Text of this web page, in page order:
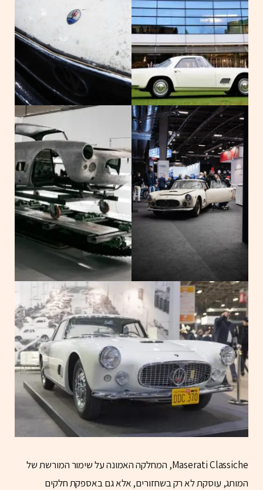
Maserati Classiche, המחלקה האמונה על שימור המורשת של
המותג, עוסקת לא רק בשחזורים, אלא גם באספקת חלקים